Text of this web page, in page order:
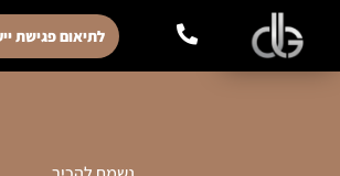
לתיאום פגישת